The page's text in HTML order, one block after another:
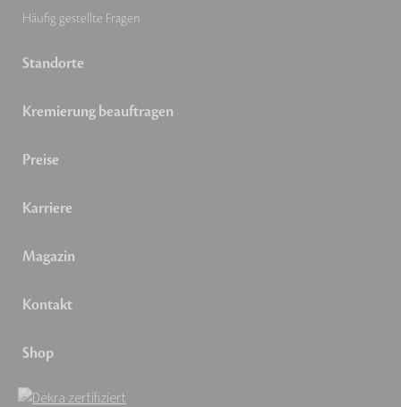
Häufig gestellte Fragen
Standorte
Kremierung beauftragen
Preise
Karriere
Magazin
Kontakt
Shop